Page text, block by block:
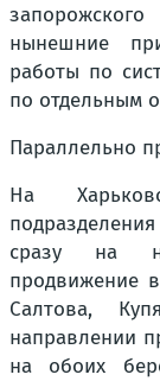
нынешние
работы по
по отдельным
Параллельно
На
сразу на
продвижение
Салтова,
направлении
на обоих